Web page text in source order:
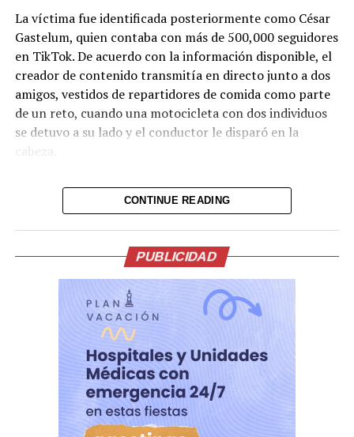
La víctima fue identificada posteriormente como César
Gastelum, quien contaba con más de 500,000 seguidores
en TikTok. De acuerdo con la información disponible, el
creador de contenido transmitía en directo junto a dos
amigos, vestidos de repartidores de comida como parte
de un reto, cuando una motocicleta con dos individuos
se detuvo a su lado y el conductor le disparó en la
cabeza.
Tras el ataque, la transmisión se interrumpió de
inmediato. Posteriormente, el video fue retirado de la
parte de la grabación y han difundido imágenes del
hecho.
Lo presentían,
momentos antes de la
ejecución en medio de
una transmision en vivo
del Influencer César
CONTINUE READING
PUBLICIDAD